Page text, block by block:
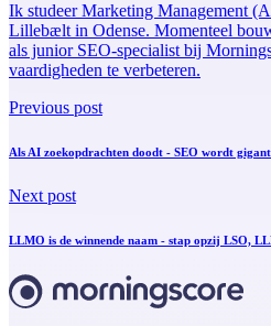
Ik studeer Marketing Management
Lillebælt in Odense. Momenteel
als junior SEO-specialist bij
vaardigheden te verbeteren.
Previous post
Als AI zoekopdrachten doodt - SEO wordt
Next post
LLMO is de winnende naam - stap opzij LSO,